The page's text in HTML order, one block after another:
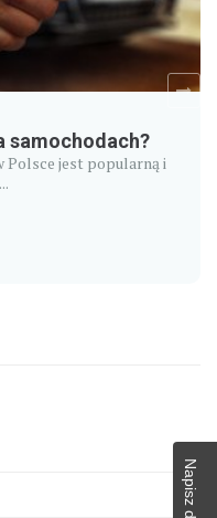
samochodach?
Polsce jest popularną i